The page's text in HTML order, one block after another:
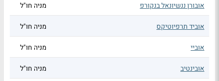
אובורן ננשיונאל בנקורפ מניה חו"ל
אוביד תרפיוטיקס מניה חו"ל
אוביי מניה חו"ל
אובינטיב מניה חו"ל